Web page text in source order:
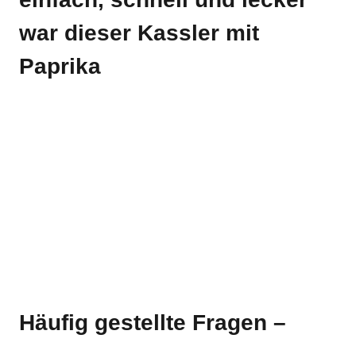
war dieser Kassler mit
Paprika
Häufig gestellte Fragen –